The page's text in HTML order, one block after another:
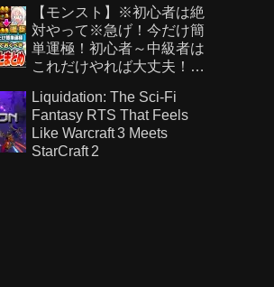
【モンスト】※初心者は絶
対やって※急げ！今だけ簡
単運極！初心者～中級者は
これだけやれば大丈夫！作
い運極を見逃すな！【モン
スト夏休み2026】へっぽこ
ストライカー
Liquidation: The Sci‑Fi
Fantasy RTS That Feels
Like Warcraft 3 Meets
StarCraft 2